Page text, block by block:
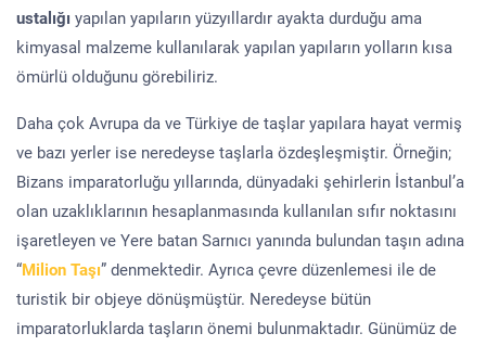
ustalığı yapılan yapıların yüzyıllardır ayakta durduğu ama
kimyasal malzeme kullanılarak yapılan yapıların yolların kısa
ömürlü olduğunu görebiliriz.
Daha çok Avrupa da ve Türkiye de taşlar yapılara hayat vermiş
ve bazı yerler ise neredeyse taşlarla özdeşleşmiştir. Örneğin;
Bizans imparatorluğu yıllarında, dünyadaki şehirlerin İstanbul’a
olan uzaklıklarının hesaplanmasında kullanılan sıfır noktasını
işaretleyen ve Yere batan Sarnıcı yanında bulundan taşın adına
“Milion Taşı” denmektedir. Ayrıca çevre düzenlemesi ile de
turistik bir objeye dönüşmüştür. Neredeyse bütün
imparatorluklarda taşların önemi bulunmaktadır. Günümüz de